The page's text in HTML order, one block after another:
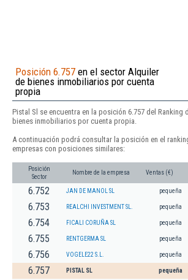
Posición 6.757 en el sector Alquiler
de bienes inmobiliarios por cuenta
propia
Pistal Sl se encuentra en la posición 6.757 del Ranking
bienes inmobiliarios por cuenta propia.
A continuación podrá consultar la posición en el
empresas con posiciones similares:
Posición
Sector
Nombre de la empresa Ventas (€)
6.752 JAN DE MANOL SL pequeña
6.753 REALCHI INVESTMENT SL. pequeña
6.754 FICALI CORUÑA SL pequeña
6.755 RENTGERMA SL pequeña
6.756 VOGELE22 S.L. pequeña
6.757 PISTAL SL pequeña